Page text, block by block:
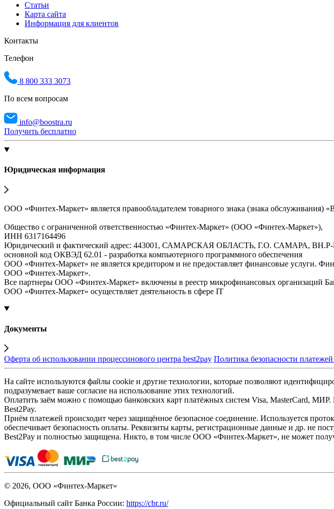
Статьи
Карта сайта
Информация для клиентов
Контакты
Телефон
8 800 333 3073
По всем вопросам
info@boostra.ru
Получить бесплатно
Юридическая информация
ООО «Финтех-Маркет» является правообладателем товарного знака (знака обслуживания)
Общество с ограниченной ответственностью «Финтех-Маркет» (ООО «Финтех-Маркет»),
ИНН 6317164496
Юридический и фактический адрес: 443001, САМАРСКАЯ ОБЛАСТЬ, Г.О. САМАРА,
основной код ОКВЭД 62.01 - разработка компьютерного программного обеспечения
ООО «Финтех-Маркет» не является кредитором и не предоставляет финансовые услуги.
ООО «Финтех-Маркет».
Все партнеры ООО «Финтех-Маркет» включены в реестр микрофинансовых организаций
ООО «Финтех-Маркет» осуществляет деятельность в сфере IT
Документы
Оферта об использовании процессинового центра best2pay Политика безопасности платежей
На сайте используются файлы cookie и другие технологии, которые позволяют
подразумевает ваше согласие на использование этих технологий.
Оплатить заём можно с помощью банковских карт платёжных систем Visa, MasterCard, МИР.
Best2Pay.
Приём платежей происходит через защищённое безопасное соединение. Используется
обеспечивает безопасность оплаты. Реквизиты карты, регистрационные данные и др. не
Best2Pay и полностью защищена. Никто, в том числе ООО «Финтех-Маркет», не может
© 2026, ООО «Финтех-Маркет»
Официальный сайт Банка России: https://cbr.ru/